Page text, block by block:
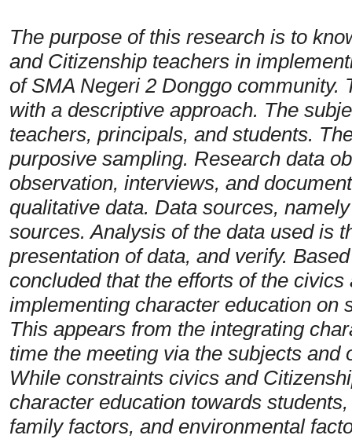
The purpose of this research is to
and Citizenship teachers in
of SMA Negeri 2 Donggo
with a descriptive approach. The
teachers, principals, and students.
purposive sampling. Research data
observation, interviews, and
qualitative data. Data sources,
sources. Analysis of the data used is
presentation of data, and verify.
concluded that the efforts of the
implementing character education on
This appears from the integrating
time the meeting via the subjects
While constraints civics and
character education towards
family factors, and environmental